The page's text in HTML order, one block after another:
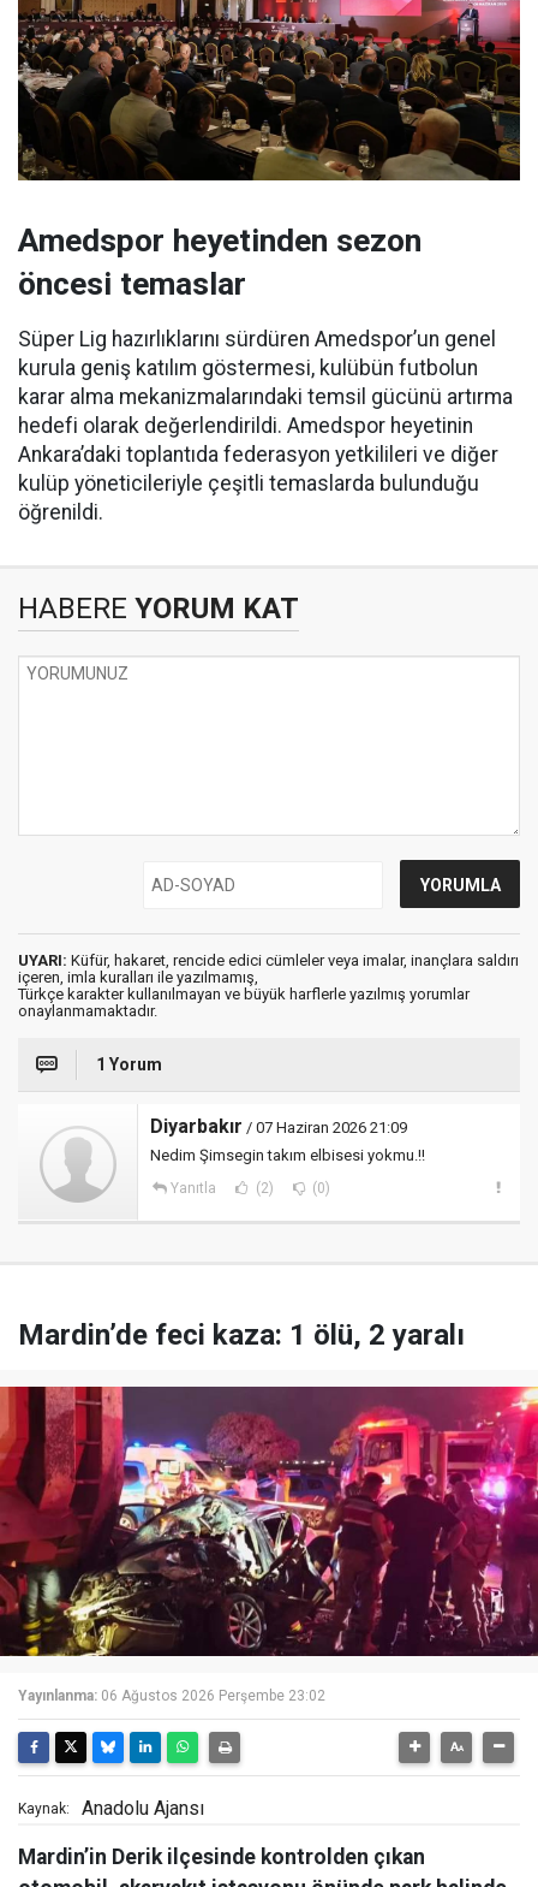
Amedspor heyetinden sezon
öncesi temaslar
Süper Lig hazırlıklarını sürdüren Amedspor’un genel
kurula geniş katılım göstermesi, kulübün futbolun
karar alma mekanizmalarındaki temsil gücünü artırma
hedefi olarak değerlendirildi. Amedspor heyetinin
Ankara’daki toplantıda federasyon yetkilileri ve diğer
kulüp yöneticileriyle çeşitli temaslarda bulunduğu
öğrenildi.
HABERE YORUM KAT
UYARI: Küfür, hakaret, rencide edici cümleler veya imalar, inançlara saldırı
içeren, imla kuralları ile yazılmamış,
Türkçe karakter kullanılmayan ve büyük harflerle yazılmış yorumlar
onaylanmamaktadır.
1 Yorum
Diyarbakır / 07 Haziran 2026 21:09
Nedim Şimsegin takım elbisesi yokmu.!!
Yanıtla (2) (0)
Mardin’de feci kaza: 1 ölü, 2 yaralı
Yayınlanma: 06 Ağustos 2026 Perşembe 23:02
Kaynak: Anadolu Ajansı
Mardin’in Derik ilçesinde kontrolden çıkan